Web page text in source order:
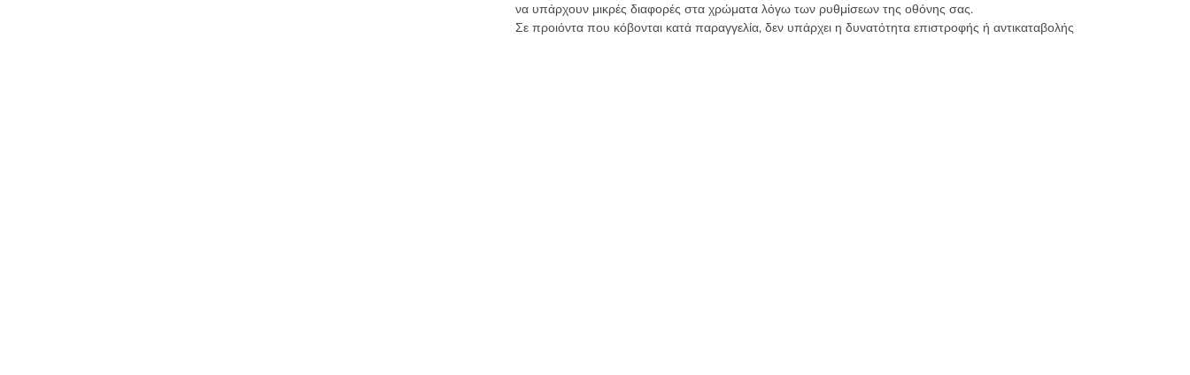
να υπάρχουν μικρές διαφορές στα χρώματα λόγω των ρυθμίσεων της οθόνης σας.
Σε προιόντα που κόβονται κατά παραγγελία, δεν υπάρχει η δυνατότητα επιστροφής ή αντικαταβολής